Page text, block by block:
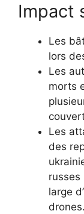
Impact
Les
lors
Les
morts
Les
des
russes
large
drones.